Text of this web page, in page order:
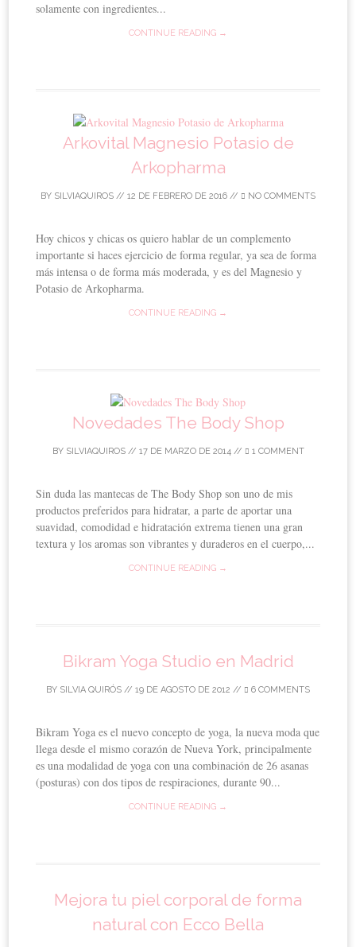
solamente con ingredientes...
CONTINUE READING →
Arkovital Magnesio Potasio de
Arkopharma
BY SILVIAQUIROS // 12 DE FEBRERO DE 2016 // NO COMMENTS
Hoy chicos y chicas os quiero hablar de un complemento
importante si haces ejercicio de forma regular, ya sea de forma
más intensa o de forma más moderada, y es del Magnesio y
Potasio de Arkopharma.
CONTINUE READING →
Novedades The Body Shop
BY SILVIAQUIROS// 17 DE MARZO DE 2014// 1 COMMENT
Sin duda las mantecas de The Body Shop son uno de mis
productos preferidos para hidratar, a parte de aportar una
suavidad, comodidad e hidratación extrema tienen una gran
textura y los aromas son vibrantes y duraderos en el cuerpo,...
CONTINUE READING →
Bikram Yoga Studio en Madrid
BY SILVIA QUIRÓS // 19 DE AGOSTO DE 2012 // 6 COMMENTS
Bikram Yoga es el nuevo concepto de yoga, la nueva moda que
llega desde el mismo corazón de Nueva York, principalmente
es una modalidad de yoga con una combinación de 26 asanas
(posturas) con dos tipos de respiraciones, durante 90...
CONTINUE READING →
Mejora tu piel corporal de forma
natural con Ecco Bella